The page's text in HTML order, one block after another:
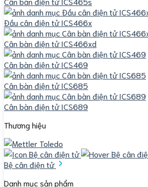
Đầu cân điện tử ICS466x
Cân bàn điện tử ICS466xd
Cân bàn điện tử ICS469
Cân bàn điện tử ICS685
Cân bàn điện tử ICS689
Thương hiệu
Bệ cân điện tử
Danh mục sản phẩm